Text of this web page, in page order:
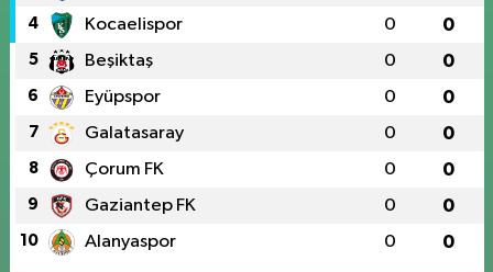
4 Kocaelispor 0 0
5 Beşiktaş 0 0
6 Eyüpspor 0 0
7 Galatasaray 0 0
8 Çorum FK 0 0
9 Gaziantep FK 0 0
10 Alanyaspor 0 0